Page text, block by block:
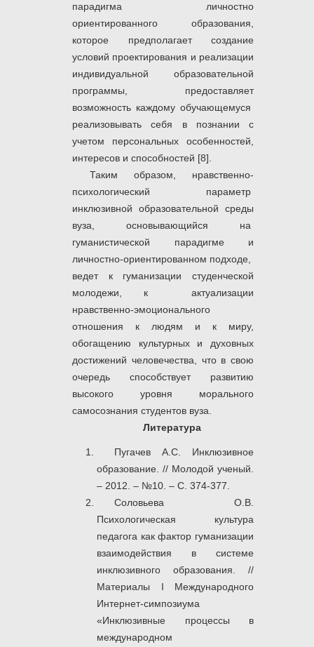
парадигма личностно
ориентированного образования,
которое предполагает создание
условий проектирования и реализации
индивидуальной образовательной
программы, предоставляет
возможность каждому обучающемуся
реализовывать себя в познании с
учетом персональных особенностей,
интересов и способностей [8].
Таким образом, нравственно-
психологический параметр
инклюзивной образовательной среды
вуза, основывающийся на
гуманистической парадигме и
личностно-ориентированном подходе,
ведет к гуманизации студенческой
молодежи, к актуализации
нравственно-эмоционального
отношения к людям и к миру,
обогащению культурных и духовных
достижений человечества, что в свою
очередь способствует развитию
высокого уровня морального
самосознания студентов вуза.
Литература
Пугачев А.С. Инклюзивное
образование. // Молодой ученый.
– 2012. – №10. – С. 374-377.
Соловьева О.В.
Психологическая культура
педагога как фактор гуманизации
взаимодействия в системе
инклюзивного образования. //
Материалы I Международного
Интернет-симпозиума
«Инклюзивные процессы в
международном